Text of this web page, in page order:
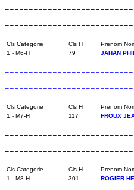
Cls Categorie Cls H Prenom
1 - M6-H
79 JAHAN
Cls Categorie Cls H Prenom
1 - M7-H
117 FROUX
Cls Categorie Cls H Prenom
1 - M8-H
301 ROGIER